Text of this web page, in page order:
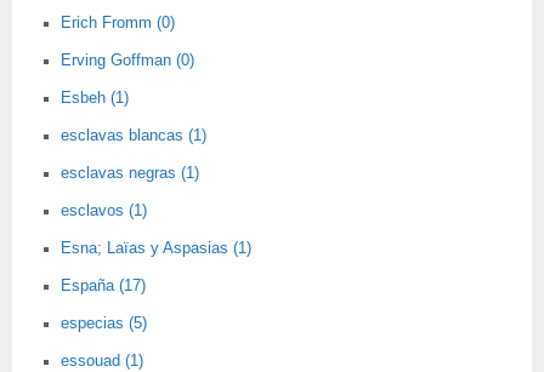
Erich Fromm (0)
Erving Goffman (0)
Esbeh (1)
esclavas blancas (1)
esclavas negras (1)
esclavos (1)
Esna; Laïas y Aspasias (1)
España (17)
especias (5)
essouad (1)